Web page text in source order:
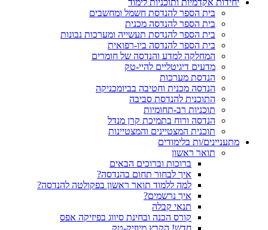
יחידות אקדמיות ותוכניות לימוד
בית הספר להנדסת חשמל ומחשבים
בית הספר להנדסה מכנית
בית הספר להנדסת תעשייה ומערכות נבונות
בית הספר להנדסה ביו-רפואית
המחלקה למדע והנדסה של חומרים
מדעים דיגיטליים להיי-טק
הנדסת מערכות
הנדסה מכנית וחטיבה בביומכניקה
התוכנית להנדסת סביבה
תוכניות רב-תחומיות
הנדסה ורוח בתמיכת קרן מנדל
תוכנית המצטיינים והמצטיינות
מתעניינים/ות בלימודים
תואר ראשון
ברוכות וברוכים הבאים
איך לבחור תחום בהנדסה?
למה ללמוד תואר ראשון בפקולטה להנדסה?
איך נרשמים?
תנאי קבלה
קורס הכנה ובחינת סיווג בפיזיקה אפס
חדש! הקבץ מיוזיק-טק